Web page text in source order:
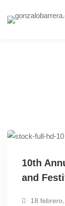
10th
and
18